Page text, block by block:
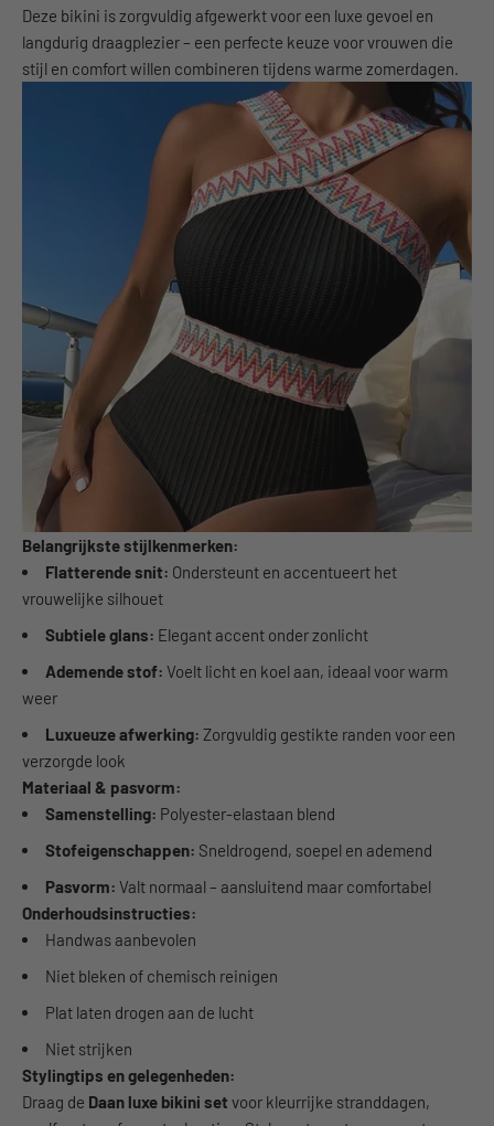
Deze bikini is zorgvuldig afgewerkt voor een luxe gevoel en
langdurig draagplezier – een perfecte keuze voor vrouwen die
stijl en comfort willen combineren tijdens warme zomerdagen.
Belangrijkste stijlkenmerken:
Flatterende snit: Ondersteunt en accentueert het
vrouwelijke silhouet
Subtiele glans: Elegant accent onder zonlicht
Ademende stof: Voelt licht en koel aan, ideaal voor warm
weer
Luxueuze afwerking: Zorgvuldig gestikte randen voor een
verzorgde look
Materiaal & pasvorm:
Samenstelling: Polyester-elastaan blend
Stofeigenschappen: Sneldrogend, soepel en ademend
Pasvorm: Valt normaal – aansluitend maar comfortabel
Onderhoudsinstructies:
Handwas aanbevolen
Niet bleken of chemisch reinigen
Plat laten drogen aan de lucht
Niet strijken
Stylingtips en gelegenheden:
Draag de Daan luxe bikini set voor kleurrijke stranddagen,